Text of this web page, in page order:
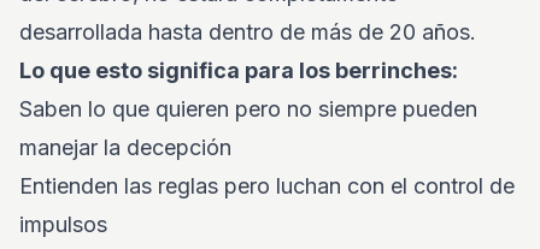
desarrollada hasta dentro de más de 20 años.
Lo que esto significa para los berrinches:
Saben lo que quieren pero no siempre pueden
manejar la decepción
Entienden las reglas pero luchan con el control de
impulsos